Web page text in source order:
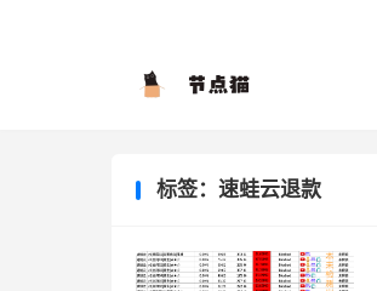
标签：速蛙云退款